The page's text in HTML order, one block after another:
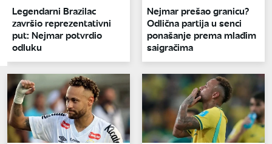
Legendarni Brazilac
završio reprezentativni
put: Nejmar potvrdio
odluku
Nejmar prešao granicu?
Odlična partija u senci
ponašanje prema mlađim
saigračima